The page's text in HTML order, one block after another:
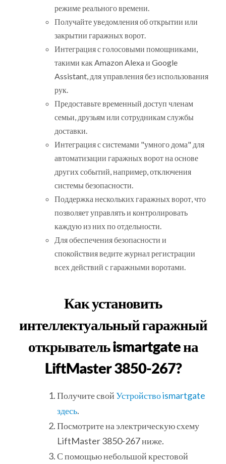
режиме реального времени.
Получайте уведомления об открытии или
закрытии гаражных ворот.
Интеграция с голосовыми помощниками,
такими как Amazon Alexa и Google
Assistant, для управления без использования
рук.
Предоставьте временный доступ членам
семьи, друзьям или сотрудникам службы
доставки.
Интеграция с системами "умного дома" для
автоматизации гаражных ворот на основе
других событий, например, отключения
системы безопасности.
Поддержка нескольких гаражных ворот, что
позволяет управлять и контролировать
каждую из них по отдельности.
Для обеспечения безопасности и
спокойствия ведите журнал регистрации
всех действий с гаражными воротами.
Как установить
интеллектуальный гаражный
открыватель ismartgate на
LiftMaster 3850-267?
Получите свойУстройство ismartgate
здесь.
Посмотрите на электрическую схему
LiftMaster 3850-267 ниже.
С помощью небольшой крестовой